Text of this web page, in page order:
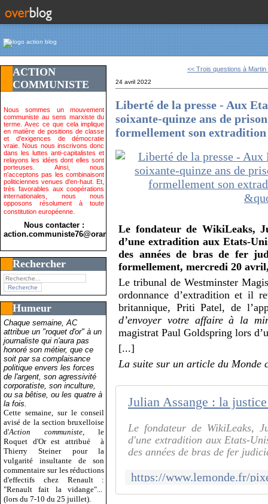
ACTION
COMMUNISTE
Nous sommes un mouvement
communiste au sens marxiste du
terme. Avec ce que cela implique
en matière de positions de classe
et d'exigences de démocratie
vraie. Nous nous inscrivons donc
dans les luttes anti-capitalistes et
relayons les idées dont elles sont
porteuses. Ainsi, nous
n'acceptons pas les combinaisont
politiciennes venues d'en-haut. Et,
très favorables aux coopérations
internationales, nous nous
opposons résolument à toute
constitution européenne.
Nous contacter :
action.communiste76@orange.fr>
Rechercher
Humeur
Chaque semaine, AC
attribue un "roquet d'or" à un
journaliste qui n'aura pas
honoré son métier, que ce
soit par sa complaisance
politique envers les forces
de l'argent, son agressivité
corporatiste, son inculture,
ou sa bêtise, ou les quatre à
la fois.
Cette semaine, sur le conseil
avisé de la section bruxelloise
d'Action communiste , le
Roquet d'Or est attribué
à
Thierry Steiner pour la
vulgarité insultante de son
commentaire sur les réductions
d'effectifs chez Renault :
"Renault fait la vidange"...
(lors du 7-10 du 25 juillet).
<< Trois questions à Martin
24 avril 2022
Liberté de la presse - Aux
soixante-quinze ans de
formellement son
Le fondateur de WikiLeaks,
d’une extradition aux Etats-
des années de bras de fer
formellement, mercredi 20
Le tribunal de Westminster
ordonnance d’extradition et il
britannique, Priti Patel, de
d’envoyer votre affaire à la
magistrat Paul Goldspring lors
[...]
La suite sur un article du Monde
Le fondateur de WikiLeaks,
d'une extradition aux Etats-
des années de bras de fer